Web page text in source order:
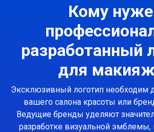
Кому
разработанный
для
Эксклюзивный логотип необходим
вашего салона красоты или
Ведущие бренды уделяют
разработке визуальной эмблемы,